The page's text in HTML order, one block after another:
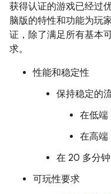
获得认证的游戏已经过
脑版的特性和功能为玩
证，除了满足所有基本
求。
性能和稳定性
保持稳定的
在低端
在高端
在 20 多分
可玩性要求